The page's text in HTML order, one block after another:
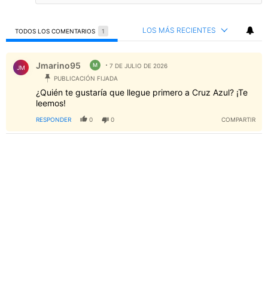
TODOS LOS COMENTARIOS 1 LOS MÁS RECIENTES
Todos los comentarios
Comentario de Jmarino95.
JM Jmarino95 M
7 DE JULIO DE 2026
PUBLICACIÓN FIJADA
¿Quién te gustaría que llegue primero a Cruz Azul? ¡Te
leemos!
RESPONDER 0 0 COMPARTIR